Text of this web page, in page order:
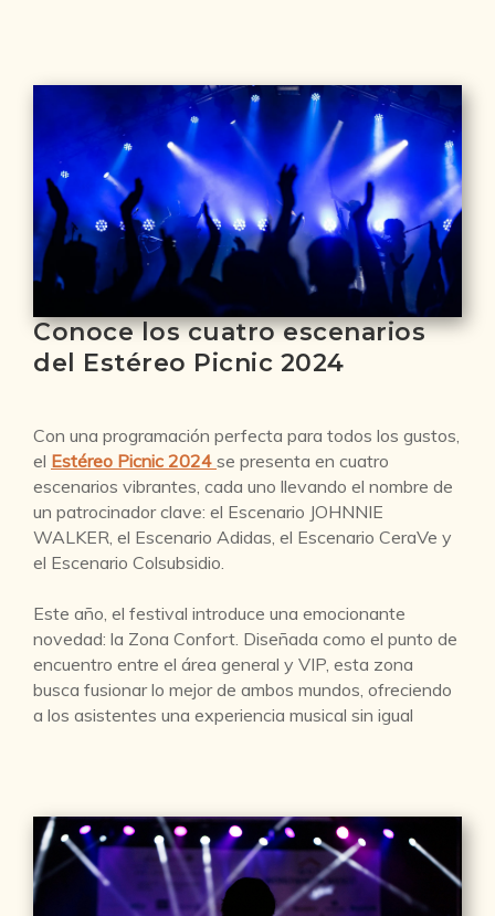
Conoce los cuatro escenarios
del Estéreo Picnic 2024
Con una programación perfecta para todos los gustos,
el Estéreo Picnic 2024 se presenta en cuatro
escenarios vibrantes, cada uno llevando el nombre de
un patrocinador clave: el Escenario JOHNNIE
WALKER, el Escenario Adidas, el Escenario CeraVe y
el Escenario Colsubsidio.
Este año, el festival introduce una emocionante
novedad: la Zona Confort. Diseñada como el punto de
encuentro entre el área general y VIP, esta zona
busca fusionar lo mejor de ambos mundos, ofreciendo
a los asistentes una experiencia musical sin igual